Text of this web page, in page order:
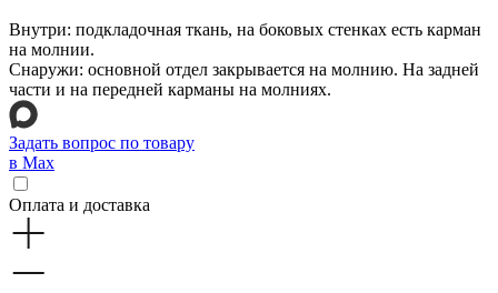
Внутри: подкладочная ткань, на боковых стенках есть карман
на молнии.
Снаружи: основной отдел закрывается на молнию. На задней
части и на передней карманы на молниях.
Задать вопрос по товару
в Max
Оплата и доставка